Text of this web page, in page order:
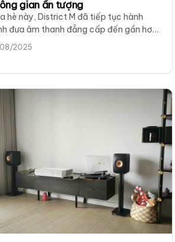
gian ấn tượng
hè này, District M đã tiếp tục hành
đưa âm thanh đẳng cấp đến gần hơn
người yêu…
2025